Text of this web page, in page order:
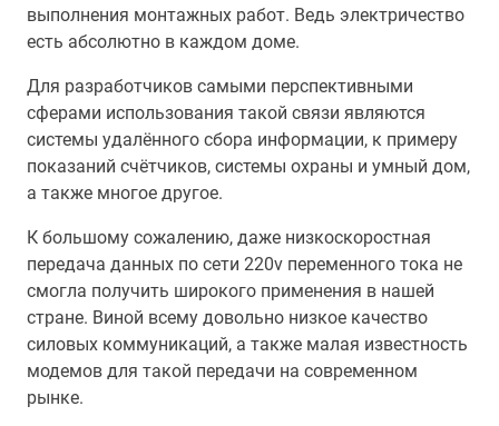
выполнения монтажных работ. Ведь электричество
есть абсолютно в каждом доме.
Для разработчиков самыми перспективными
сферами использования такой связи являются
системы удалённого сбора информации, к примеру
показаний счётчиков, системы охраны и умный дом,
а также многое другое.
К большому сожалению, даже низкоскоростная
передача данных по сети 220v переменного тока не
смогла получить широкого применения в нашей
стране. Виной всему довольно низкое качество
силовых коммуникаций, а также малая известность
модемов для такой передачи на современном
рынке.